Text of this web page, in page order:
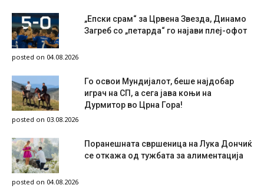
„Епски срам“ за Црвена Звезда, Динамо
Загреб со „петарда“ го најави плеј-офот
posted on 04.08.2026
Го освои Мундијалот, беше најдобар
играч на СП, а сега јава коњи на
Дурмитор во Црна Гора!
posted on 03.08.2026
Поранешната свршеница на Лука Дончиќ
се откажа од тужбата за алиментација
posted on 04.08.2026